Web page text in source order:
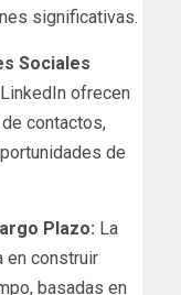
significativas.
Sociales
ofrecen
contactos,
de
Plazo: La
en construir
basadas en